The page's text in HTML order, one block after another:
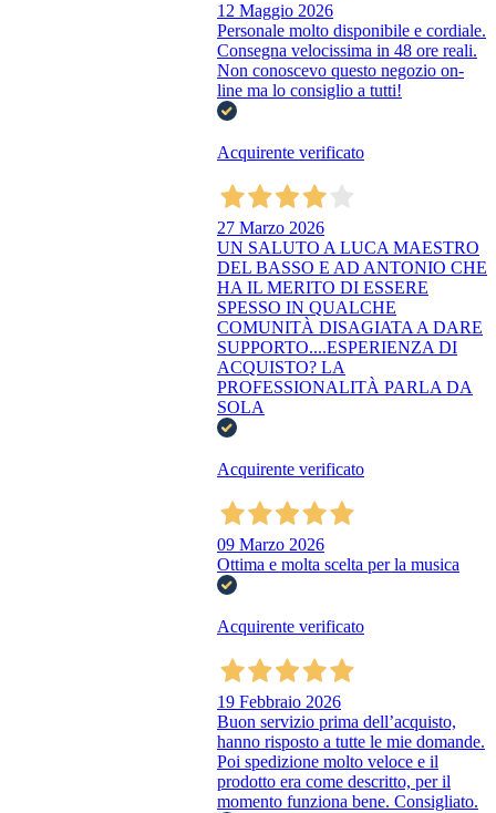
12 Maggio 2026
Personale molto disponibile e cordiale.
Consegna velocissima in 48 ore reali.
Non conoscevo questo negozio on-
line ma lo consiglio a tutti!
Acquirente verificato
27 Marzo 2026
UN SALUTO A LUCA MAESTRO
DEL BASSO E AD ANTONIO CHE
HA IL MERITO DI ESSERE
SPESSO IN QUALCHE
COMUNITÀ DISAGIATA A DARE
SUPPORTO....ESPERIENZA DI
ACQUISTO? LA
PROFESSIONALITÀ PARLA DA
SOLA
Acquirente verificato
09 Marzo 2026
Ottima e molta scelta per la musica
Acquirente verificato
19 Febbraio 2026
Buon servizio prima dell’acquisto,
hanno risposto a tutte le mie domande.
Poi spedizione molto veloce e il
prodotto era come descritto, per il
momento funziona bene. Consigliato.